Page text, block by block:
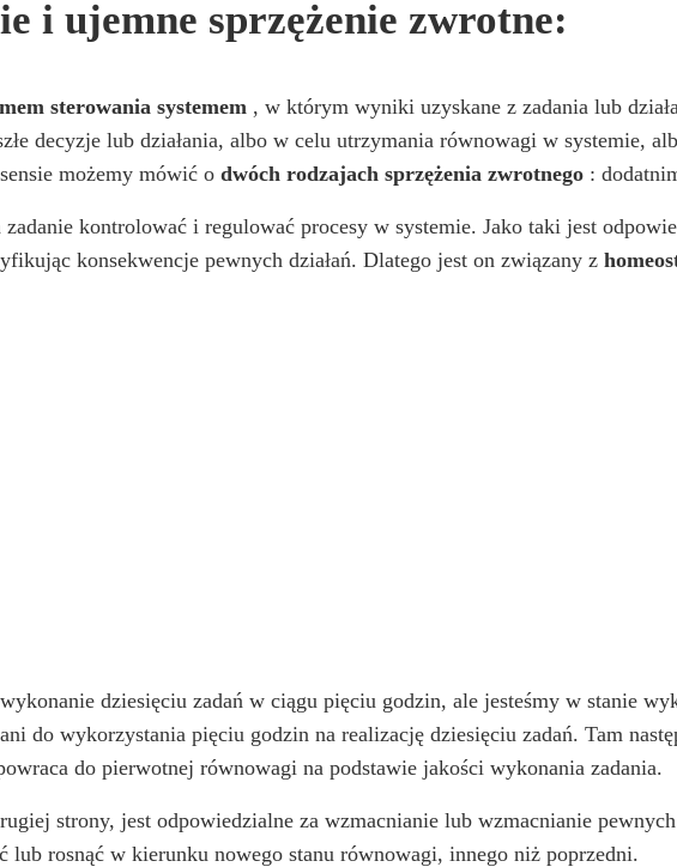
i ujemne sprzężenie zwrotne:
sterowania systemem , w którym wyniki uzyskane z zadania lub
decyzje lub działania, albo w celu utrzymania równowagi w systemie,
możemy mówić odwóch rodzajach sprzężenia zwrotnego :
zadanie kontrolować i regulować procesy w systemie. Jako taki jest
konsekwencje pewnych działań. Dlatego jest on związany z
dziesięciu zadań w ciągu pięciu godzin, ale jesteśmy w stanie
do wykorzystania pięciu godzin na realizację dziesięciu zadań. Tam
do pierwotnej równowagi na podstawie jakości wykonania zadania.
strony, jest odpowiedzialne za wzmacnianie lub wzmacnianie
lub rosnąć w kierunku nowego stanu równowagi, innego niż poprzedni.